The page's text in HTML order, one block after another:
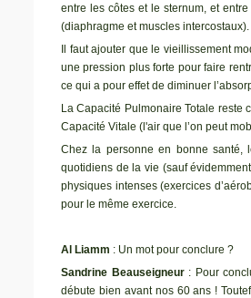
entre les côtes et le sternum, et
(diaphragme et muscles intercostaux).
Il faut ajouter que le vieillissement
une pression plus forte pour faire
ce qui a pour effet de diminuer
La Capacité Pulmonaire Totale reste
Capacité Vitale (l'air que l’on peut
Chez la personne en bonne santé,
quotidiens de la vie (sauf
physiques intenses (exercices
pour le même exercice.
Al Liamm : Un mot pour conclure ?
Sandrine Beauseigneur : Pour
débute bien avant nos 60 ans !